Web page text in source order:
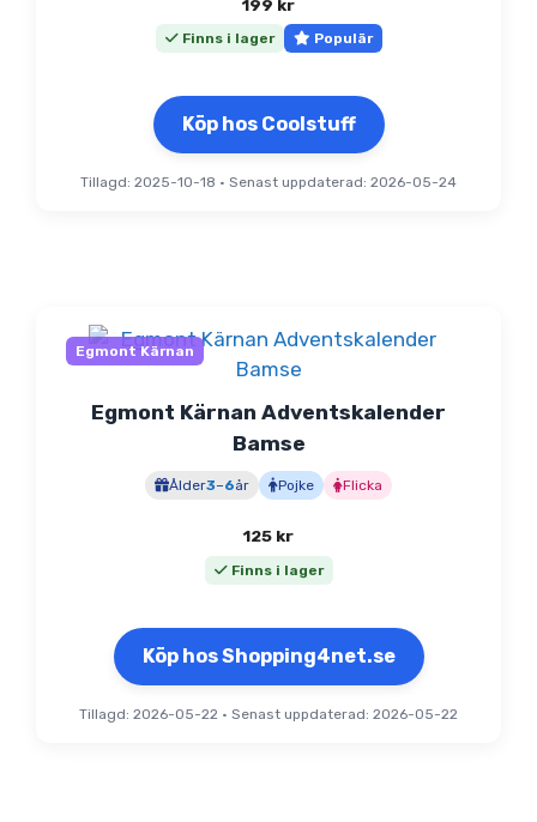
199 kr
Finns i lager Populär
Köp hos Coolstuff
Tillagd: 2025-10-18 • Senast uppdaterad: 2026-05-24
Egmont Kärnan
Egmont Kärnan Adventskalender
Bamse
Ålder3–6år Pojke Flicka
125 kr
Finns i lager
Köp hos Shopping4net.se
Tillagd: 2026-05-22 • Senast uppdaterad: 2026-05-22